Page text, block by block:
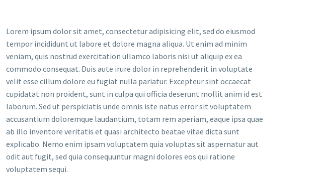
Lorem ipsum dolor sit amet, consectetur adipisicing elit, sed do eiusmod
tempor incididunt ut labore et dolore magna aliqua. Ut enim ad minim
veniam, quis nostrud exercitation ullamco laboris nisi ut aliquip ex ea
commodo consequat. Duis aute irure dolor in reprehenderit in voluptate
velit esse cillum dolore eu fugiat nulla pariatur. Excepteur sint occaecat
cupidatat non proident, sunt in culpa qui officia deserunt mollit anim id est
laborum. Sed ut perspiciatis unde omnis iste natus error sit voluptatem
accusantium doloremque laudantium, totam rem aperiam, eaque ipsa quae
ab illo inventore veritatis et quasi architecto beatae vitae dicta sunt
explicabo. Nemo enim ipsam voluptatem quia voluptas sit aspernatur aut
odit aut fugit, sed quia consequuntur magni dolores eos qui ratione
voluptatem sequi.